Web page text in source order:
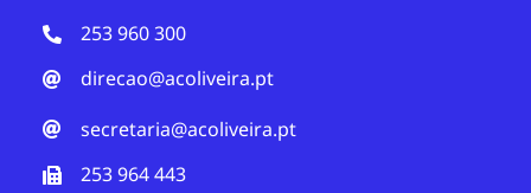
253 960 300
direcao@acoliveira.pt
secretaria@acoliveira.pt
253 964 443